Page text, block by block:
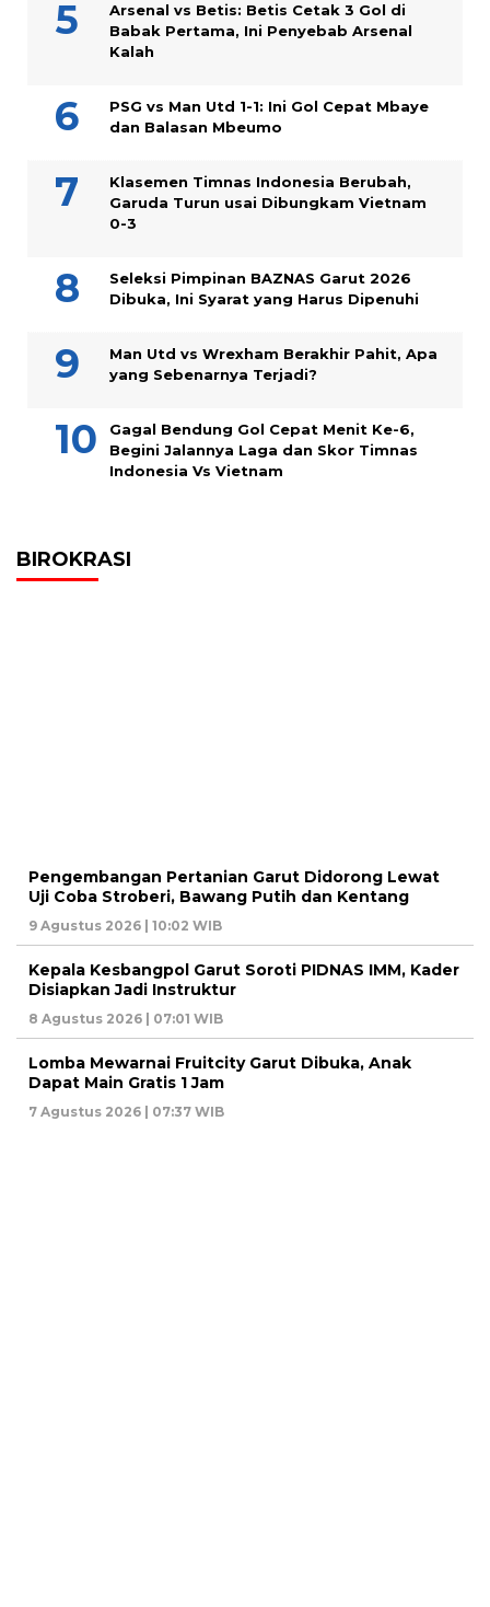
Arsenal vs Betis: Betis Cetak 3 Gol di
Babak Pertama, Ini Penyebab Arsenal
Kalah
PSG vs Man Utd 1-1: Ini Gol Cepat Mbaye
dan Balasan Mbeumo
Klasemen Timnas Indonesia Berubah,
Garuda Turun usai Dibungkam Vietnam
0-3
Seleksi Pimpinan BAZNAS Garut 2026
Dibuka, Ini Syarat yang Harus Dipenuhi
Man Utd vs Wrexham Berakhir Pahit, Apa
yang Sebenarnya Terjadi?
Gagal Bendung Gol Cepat Menit Ke-6,
Begini Jalannya Laga dan Skor Timnas
Indonesia Vs Vietnam
BIROKRASI
Pengembangan Pertanian Garut Didorong Lewat
Uji Coba Stroberi, Bawang Putih dan Kentang
9 Agustus 2026 | 10:02 WIB
Kepala Kesbangpol Garut Soroti PIDNAS IMM, Kader
Disiapkan Jadi Instruktur
8 Agustus 2026 | 07:01 WIB
Lomba Mewarnai Fruitcity Garut Dibuka, Anak
Dapat Main Gratis 1 Jam
7 Agustus 2026 | 07:37 WIB